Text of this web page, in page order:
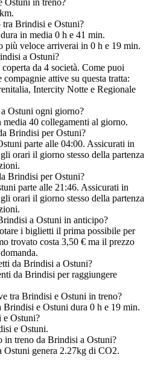
Brindisi e Ostuni?
in media 0 h e 41 min.
più veloce arriverai in 0 h e 19 min.
a Ostuni?
da 4 società. Come puoi
attive su questa tratta:
Intercity Notte e Regionale
Ostuni ogni giorno?
40 collegamenti al giorno.
Brindisi per Ostuni?
parte alle 04:00. Assicurati in
orari il giorno stesso della partenza
Brindisi per Ostuni?
parte alle 21:46. Assicurati in
orari il giorno stesso della partenza
a Ostuni in anticipo?
i biglietti il prima possibile per
trovato costa 3,50 € ma il prezzo
da Brindisi a Ostuni?
da Brindisi per raggiungere
tra Brindisi e Ostuni in treno?
e Ostuni dura 0 h e 19 min.
e Ostuni?
e Ostuni.
in treno da Brindisi a Ostuni?
genera 2.27kg di CO2.